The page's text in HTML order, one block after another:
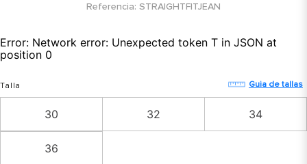
Referencia STRAIGHTFITJEAN
Error: Network error: Unexpected token T in JSON at
position 0
Talla Guia de tallas
30 32 34
36